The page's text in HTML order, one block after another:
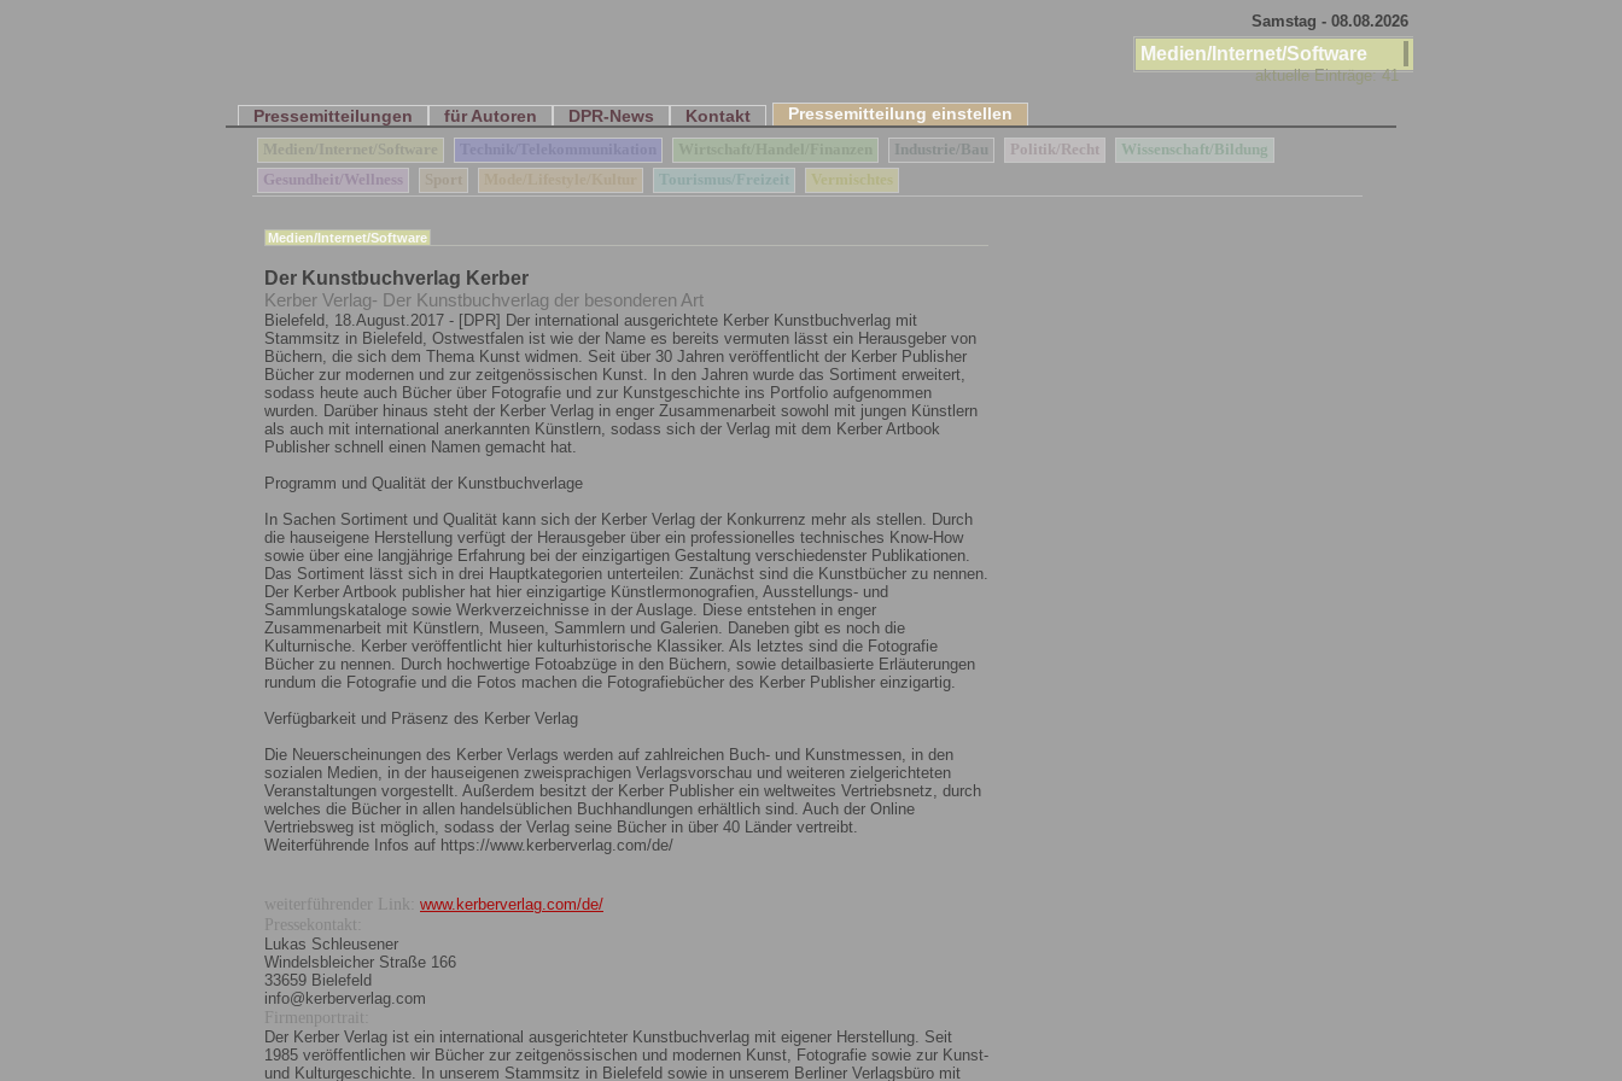
Samstag - 08.08.2026
Medien/Internet/Software
aktuelle Einträge: 41
Medien/Internet/Software
Der Kunstbuchverlag Kerber
Kerber Verlag- Der Kunstbuchverlag der besonderen Art
Bielefeld, 18.August.2017 - [DPR] Der international ausgerichtete Kerber Kunstbuchverlag mit
Stammsitz in Bielefeld, Ostwestfalen ist wie der Name es bereits vermuten lässt ein Herausgeber von
Büchern, die sich dem Thema Kunst widmen. Seit über 30 Jahren veröffentlicht der Kerber Publisher
Bücher zur modernen und zur zeitgenössischen Kunst. In den Jahren wurde das Sortiment erweitert,
sodass heute auch Bücher über Fotografie und zur Kunstgeschichte ins Portfolio aufgenommen
wurden. Darüber hinaus steht der Kerber Verlag in enger Zusammenarbeit sowohl mit jungen Künstlern
als auch mit international anerkannten Künstlern, sodass sich der Verlag mit dem Kerber Artbook
Publisher schnell einen Namen gemacht hat.
Programm und Qualität der Kunstbuchverlage
In Sachen Sortiment und Qualität kann sich der Kerber Verlag der Konkurrenz mehr als stellen. Durch
die hauseigene Herstellung verfügt der Herausgeber über ein professionelles technisches Know-How
sowie über eine langjährige Erfahrung bei der einzigartigen Gestaltung verschiedenster Publikationen.
Das Sortiment lässt sich in drei Hauptkategorien unterteilen: Zunächst sind die Kunstbücher zu nennen.
Der Kerber Artbook publisher hat hier einzigartige Künstlermonografien, Ausstellungs- und
Sammlungskataloge sowie Werkverzeichnisse in der Auslage. Diese entstehen in enger
Zusammenarbeit mit Künstlern, Museen, Sammlern und Galerien. Daneben gibt es noch die
Kulturnische. Kerber veröffentlicht hier kulturhistorische Klassiker. Als letztes sind die Fotografie
Bücher zu nennen. Durch hochwertige Fotoabzüge in den Büchern, sowie detailbasierte Erläuterungen
rundum die Fotografie und die Fotos machen die Fotografiebücher des Kerber Publisher einzigartig.
Verfügbarkeit und Präsenz des Kerber Verlag
Die Neuerscheinungen des Kerber Verlags werden auf zahlreichen Buch- und Kunstmessen, in den
sozialen Medien, in der hauseigenen zweisprachigen Verlagsvorschau und weiteren zielgerichteten
Veranstaltungen vorgestellt. Außerdem besitzt der Kerber Publisher ein weltweites Vertriebsnetz, durch
welches die Bücher in allen handelsüblichen Buchhandlungen erhältlich sind. Auch der Online
Vertriebsweg ist möglich, sodass der Verlag seine Bücher in über 40 Länder vertreibt.
Weiterführende Infos auf https://www.kerberverlag.com/de/
weiterführender Link: www.kerberverlag.com/de/
Pressekontakt:
Lukas Schleusener
Windelsbleicher Straße 166
33659 Bielefeld
info@kerberverlag.com
Firmenportrait:
Der Kerber Verlag ist ein international ausgerichteter Kunstbuchverlag mit eigener Herstellung. Seit
1985 veröffentlichen wir Bücher zur zeitgenössischen und modernen Kunst, Fotografie sowie zur Kunst-
und Kulturgeschichte. In unserem Stammsitz in Bielefeld sowie in unserem Berliner Verlagsbüro mit
Pressemitteilungen für Autoren DPR-News Kontakt Pressemitteilung einstellen
Medien/Internet/Software Industrie/Bau Politik/Recht
Wissenschaft/Bildung
Gesundheit/Wellness
Tourismus/Freizeit Vermischtes